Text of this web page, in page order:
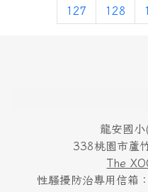
127 128
龍安國
338桃園市蘆
The
性騷擾防治專用信箱